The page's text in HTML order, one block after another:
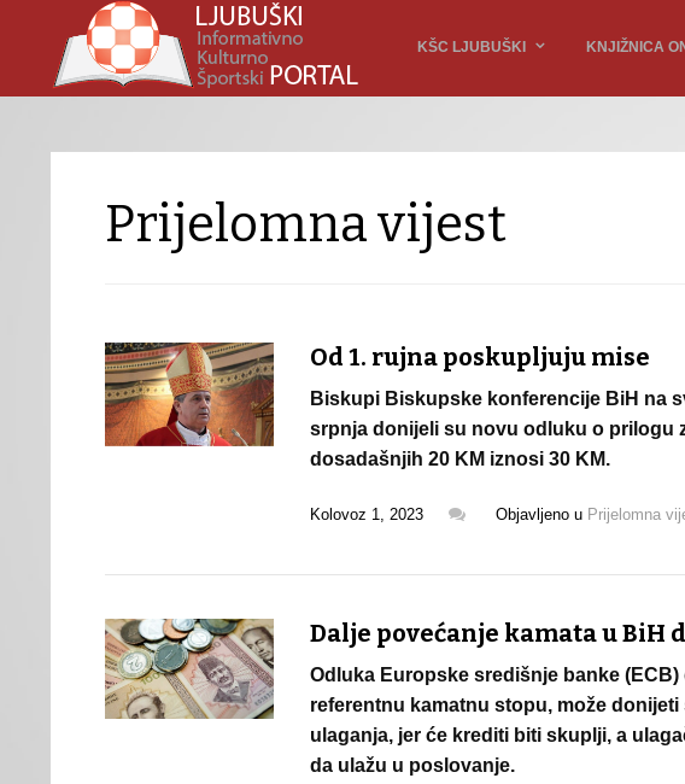
KŠC LJUBUŠKI KNJIŽNICA
Prijelomna vijest
Od 1. rujna poskupljuju mise
Biskupi Biskupske konferencije BiH na
srpnja donijeli su novu odluku o prilogu
dosadašnjih 20 KM iznosi 30 KM.
Kolovoz 1, 2023 Objavljeno u Prijelomna
Dalje povećanje kamata u
Odluka Europske središnje banke
referentnu kamatnu stopu, može
ulaganja, jer će krediti biti skuplji, a
da ulažu u poslovanje.